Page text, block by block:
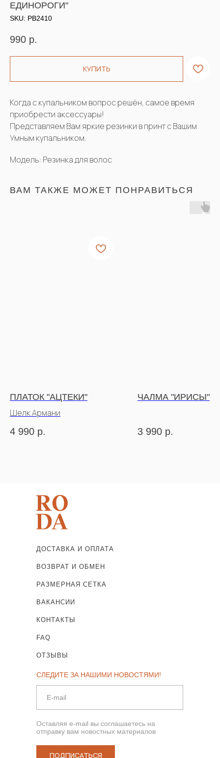
ЕДИНОРОГИ"
SKU: РВ2410
990 р.
КУПИТЬ
Когда с купальником вопрос решён, самое время
приобрести аксессуары!
Представляем Вам яркие резинки в принт с Вашим
Умным купальником.
Модель: Резинка для волос
ВАМ ТАКЖЕ МОЖЕТ ПОНРАВИТЬСЯ
ПЛАТОК "АЦТЕКИ"
Шелк Армани
4 990 р.
ЧАЛМА "ИРИСЫ"
3 990 р.
РАЗМЕРНАЯ СЕТКА
ДОСТАВКА И ОПЛАТА
КОНТАКТЫ
FAQ
ОТЗЫВЫ
СЛЕДИТЕ ЗА НАШИМИ НОВОСТЯМИ!
Оставляя e-mail вы соглашаетесь на
отправку вам новостных материалов
ПОДПИСАТЬСЯ
ВОЗВРАТ И ОБМЕН
ВАКАНСИИ